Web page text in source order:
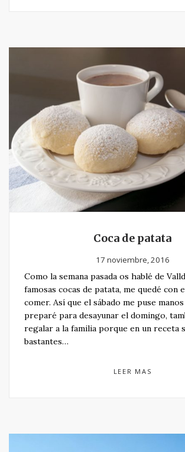
Coca de patata
17 noviembre, 2016
Como la semana pasada os hablé de
famosas cocas de patata, me quedé con
comer. Así que el sábado me puse
preparé para desayunar el domingo,
regalar a la familia porque en un receta
bastantes…
LEER MAS